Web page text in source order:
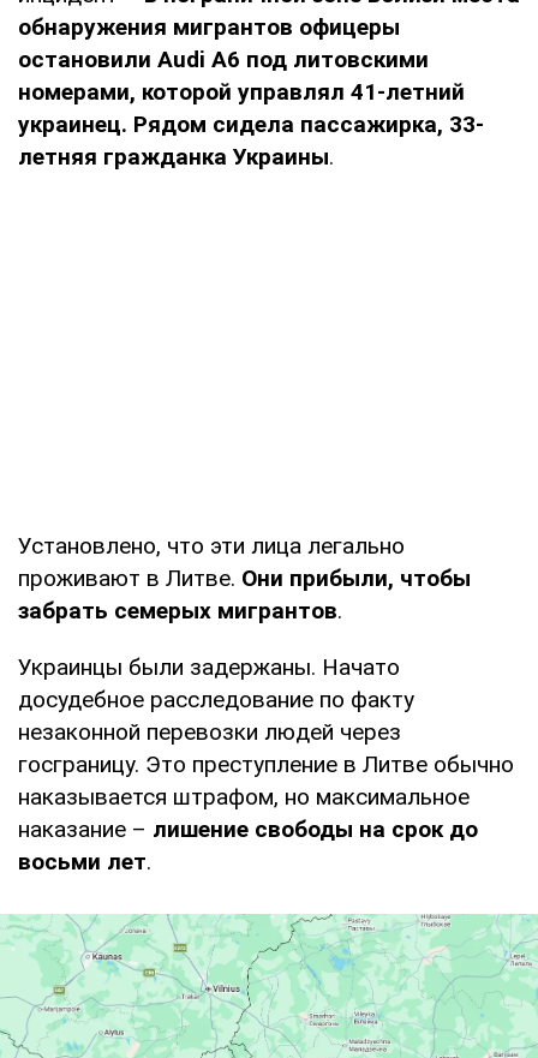
обнаружения мигрантов офицеры
остановили Audi A6 под литовскими
номерами, которой управлял 41-летний
украинец. Рядом сидела пассажирка, 33-
летняя гражданка Украины.
Установлено, что эти лица легально
проживают в Литве. Они прибыли, чтобы
забрать семерых мигрантов.
Украинцы были задержаны. Начато
досудебное расследование по факту
незаконной перевозки людей через
госграницу. Это преступление в Литве обычно
наказывается штрафом, но максимальное
наказание – лишение свободы на срок до
восьми лет.